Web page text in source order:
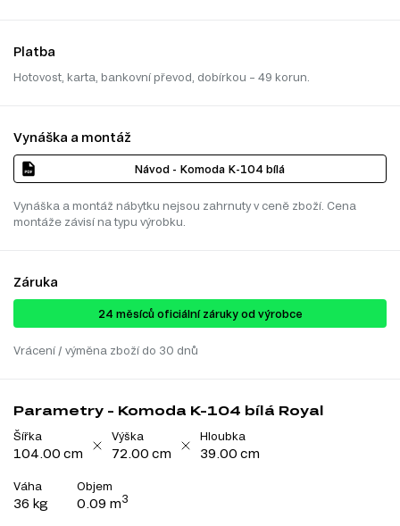
Platba
Hotovost, karta, bankovní převod, dobírkou – 49 korun.
Vynáška a montáž
Návod - Komoda K-104 bílá
Vynáška a montáž nábytku nejsou zahrnuty v ceně zboží. Cena
montáže závisí na typu výrobku.
Záruka
24 ​​​​měsíců oficiální záruky od výrobce
Vrácení / výměna zboží do 30 dnů
Parametry - Komoda K-104 bílá Royal
Šířka
104.00 cm
Výška
72.00 cm
Hloubka
39.00 cm
Váha
36 kg
Objem
0.09 m3